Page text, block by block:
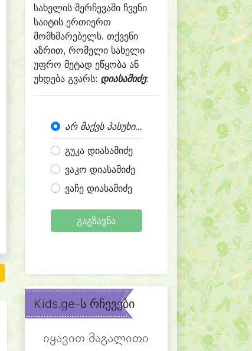
სახელის შერჩევაში ჩვენი
საიტის ერთიერთ
მომხმარებელს. თქვენი
აზრით, რომელი სახელი
უფრო მეტად ეწყობა ან
უხდება გვარს: დიასამიძე:
არ მაქვს პასუხი...
გუკა დიასამიძე
ვაკო დიასამიძე
ვაჩე დიასამიძე
გაგზავნა
Kids.ge-ს რჩევები
იყავით მაგალითი